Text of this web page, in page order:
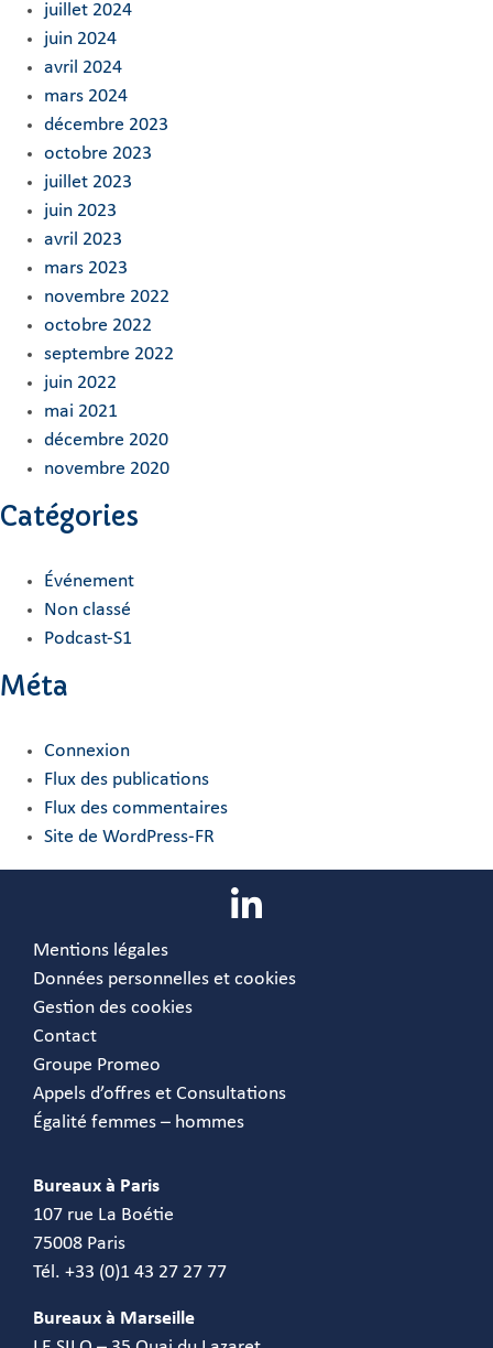
juillet 2024
juin 2024
avril 2024
mars 2024
décembre 2023
octobre 2023
juillet 2023
juin 2023
avril 2023
mars 2023
novembre 2022
octobre 2022
septembre 2022
juin 2022
mai 2021
décembre 2020
novembre 2020
Catégories
Événement
Non classé
Podcast-S1
Méta
Connexion
Flux des publications
Flux des commentaires
Site de WordPress-FR
Mentions légales
Données personnelles et cookies
Gestion des cookies
Contact
Groupe Promeo
Appels d’offres et Consultations
Égalité femmes – hommes
Bureaux à Paris
107 rue La Boétie
75008 Paris
Tél. +33 (0)1 43 27 27 77
Bureaux à Marseille